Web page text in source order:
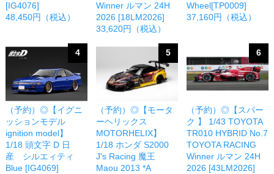
[IG4076]
48,450円（税込）
Winner ルマン 24H
2026 [18LM2026]
33,620円（税込）
Wheel[TP0009]
37,160円（税込）
4
（予約）◎【イグニ
ッションモデル
ignition model】
1/18 頭文字 D 日
産 シルエィティ
Blue [IG4069]
5
（予約）◎【モータ
ーヘリックス
MOTORHELIX】
1/18 ホンダ S2000
J's Racing 魔王
Maou 2013 *A
6
（予約）◎【スパー
ク 】 1/43 TOYOTA
TR010 HYBRID No.7
TOYOTA RACING
Winner ルマン 24H
2026 [43LM2026]